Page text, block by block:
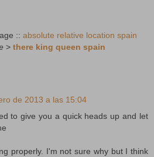
:: absolute relative location spain
> there king queen spain
de 2013 a las 15:04
to give you a quick heads up and let
properly. I'm not sure why but I think